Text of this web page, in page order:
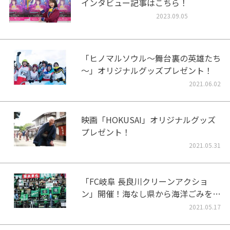
2023.09.05
「ヒノマルソウル～舞台裏の英雄たち
～」オリジナルグッズプレゼント！
2021.06.02
映画「HOKUSAI」オリジナルグッズ
プレゼント！
2021.05.31
「FC岐阜 長良川クリーンアクショ
ン」開催！海なし県から海洋ごみをな
2021.05.17